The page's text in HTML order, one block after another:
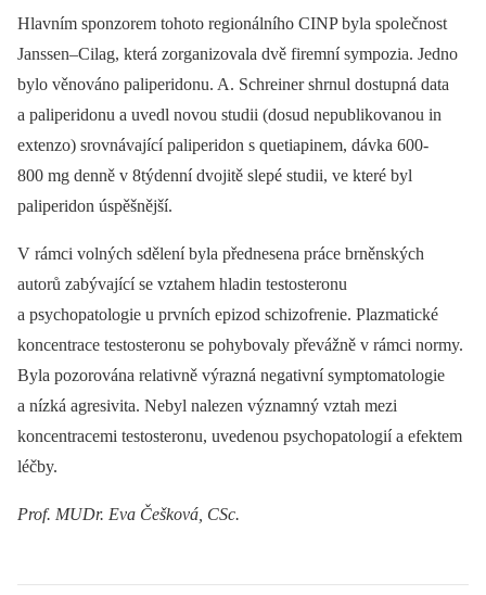
Hlavním sponzorem tohoto regionálního CINP byla společnost
Janssen–Cilag, která zorganizovala dvě firemní sympozia. Jedno
bylo věnováno paliperidonu. A. Schreiner shrnul dostupná data
a paliperidonu a uvedl novou studii (dosud nepublikovanou in
extenzo) srovnávající paliperidon s quetiapinem, dávka 600-
800 mg denně v 8týdenní dvojitě slepé studii, ve které byl
paliperidon úspěšnější.
V rámci volných sdělení byla přednesena práce brněnských
autorů zabývající se vztahem hladin testosteronu
a psychopatologie u prvních epizod schizofrenie. Plazmatické
koncentrace testosteronu se pohybovaly převážně v rámci normy.
Byla pozorována relativně výrazná negativní symptomatologie
a nízká agresivita. Nebyl nalezen významný vztah mezi
koncentracemi testosteronu, uvedenou psychopatologií a efektem
léčby.
Prof. MUDr. Eva Češková, CSc.